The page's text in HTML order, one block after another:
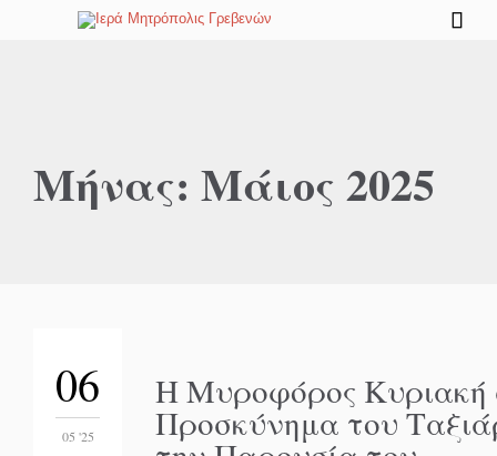

Μήνας: Μάιος 2025
06
05 '25
Η Μυροφόρος Κυριακή
Προσκύνημα του